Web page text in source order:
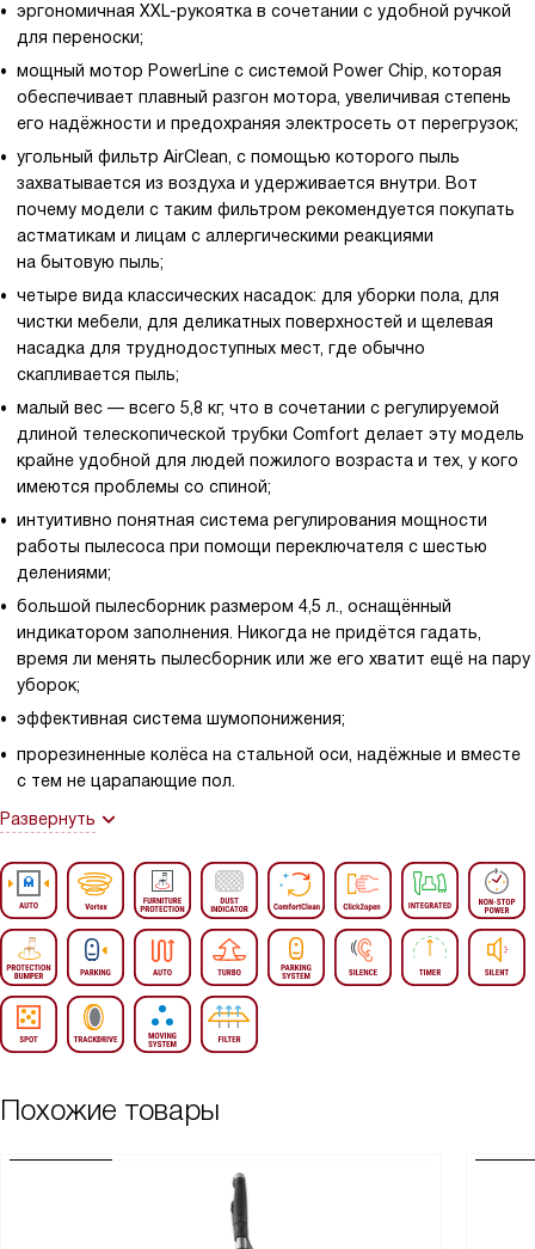
эргономичная XXL-рукоятка в сочетании с удобной ручкой
для переноски;
мощный мотор PowerLine с системой Power Chip, которая
обеспечивает плавный разгон мотора, увеличивая степень
его надёжности и предохраняя электросеть от перегрузок;
угольный фильтр AirClean, с помощью которого пыль
захватывается из воздуха и удерживается внутри. Вот
почему модели с таким фильтром рекомендуется покупать
астматикам и лицам с аллергическими реакциями
на бытовую пыль;
четыре вида классических насадок: для уборки пола, для
чистки мебели, для деликатных поверхностей и щелевая
насадка для труднодоступных мест, где обычно
скапливается пыль;
малый вес — всего 5,8 кг, что в сочетании с регулируемой
длиной телескопической трубки Comfort делает эту модель
крайне удобной для людей пожилого возраста и тех, у кого
имеются проблемы со спиной;
интуитивно понятная система регулирования мощности
работы пылесоса при помощи переключателя с шестью
делениями;
большой пылесборник размером 4,5 л., оснащённый
индикатором заполнения. Никогда не придётся гадать,
время ли менять пылесборник или же его хватит ещё на пару
уборок;
эффективная система шумопонижения;
прорезиненные колёса на стальной оси, надёжные и вместе
с тем не царапающие пол.
Развернуть
Похожие товары